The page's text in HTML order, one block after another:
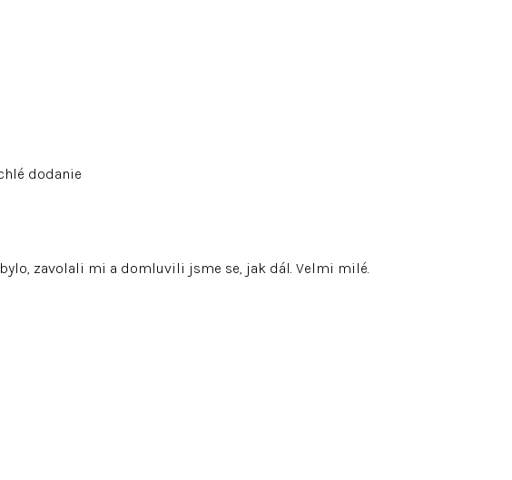
dodanie
zavolali mi a domluvili jsme se, jak dál. Velmi milé.